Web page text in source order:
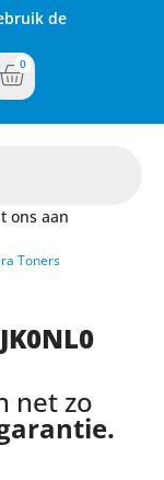
de
0
ons aan
Toners
net zo